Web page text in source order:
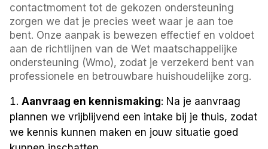
contactmoment tot de gekozen ondersteuning
zorgen we dat je precies weet waar je aan toe
bent. Onze aanpak is bewezen effectief en voldoet
aan de richtlijnen van de Wet maatschappelijke
ondersteuning (Wmo), zodat je verzekerd bent van
professionele en betrouwbare huishoudelijke zorg.
Aanvraag en kennismaking: Na je aanvraag
plannen we vrijblijvend een intake bij je thuis, zodat
we kennis kunnen maken en jouw situatie goed